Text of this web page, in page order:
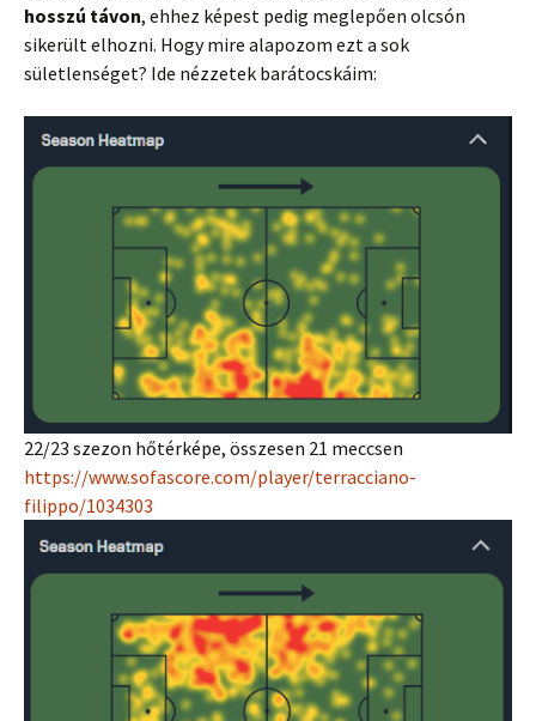
hosszú távon, ehhez képest pedig meglepően olcsón
sikerült elhozni. Hogy mire alapozom ezt a sok
sületlenséget? Ide nézzetek barátocskáim:
22/23 szezon hőtérképe, összesen 21 meccsen
https://www.sofascore.com/player/terracciano-
filippo/1034303